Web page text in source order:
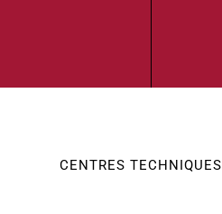
CENTRES TECHNIQUES